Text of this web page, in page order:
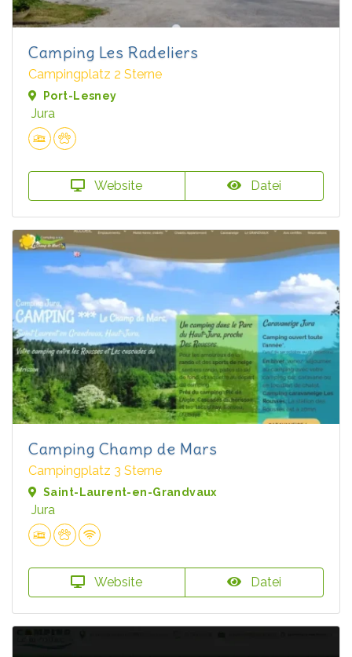
Camping Les Radeliers
Campingplatz 2 Sterne
Port-Lesney
Jura
Website Datei
Camping Champ de Mars
Campingplatz 3 Sterne
Saint-Laurent-en-Grandvaux
Jura
Website Datei